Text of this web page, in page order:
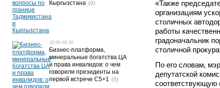
«Также
организациям
столичных
работы
градоначальник
столичной
По его словам,
депутатской
соответствующую
Кыргызстана (0)
20.09 08:30
Бизнес-платформа,
минеральные богатства ЦА
и права инвалидов: о чем
говорили президенты на
первой встрече C5+1 (0)